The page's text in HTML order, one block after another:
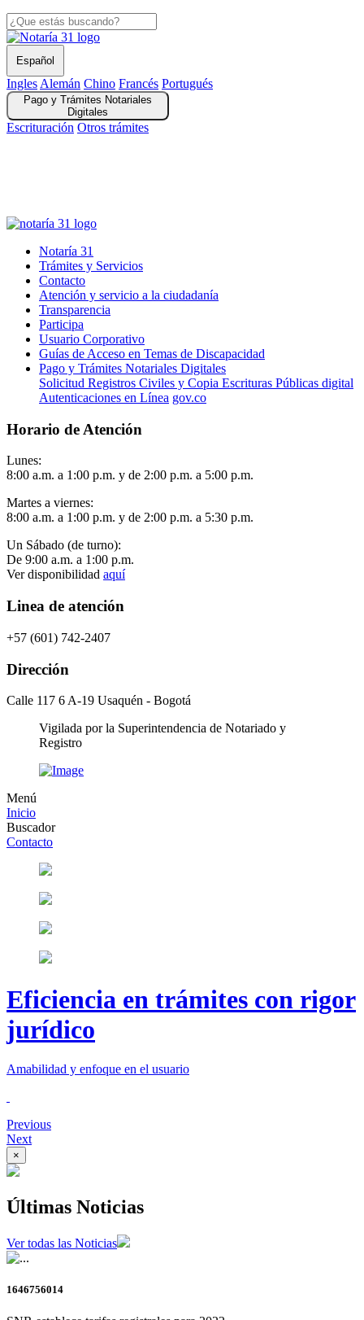
Español
Ingles Alemán Chino Francés Portugués
Pago y Trámites Notariales
Digitales
Escrituración Otros trámites
Notaría 31
Trámites y Servicios
Contacto
Atención y servicio a la ciudadanía
Transparencia
Participa
Usuario Corporativo
Guías de Acceso en Temas de Discapacidad
Pago y Trámites Notariales Digitales
Solicitud Registros Civiles y Copia Escrituras Públicas digital
Autenticaciones en Línea gov.co
Horario de Atención
Lunes:
8:00 a.m. a 1:00 p.m. y de 2:00 p.m. a 5:00 p.m.
Martes a viernes:
8:00 a.m. a 1:00 p.m. y de 2:00 p.m. a 5:30 p.m.
Un Sábado (de turno):
De 9:00 a.m. a 1:00 p.m.
Ver disponibilidad aquí
Linea de atención
+57 (601) 742-2407
Dirección
Calle 117 6 A-19 Usaquén - Bogotá
Vigilada por la Superintendencia de Notariado y
Registro
Menú
Inicio
Buscador
Contacto
Eficiencia en trámites con rigor
jurídico
Amabilidad y enfoque en el usuario
Previous
Next
×
Últimas Noticias
Ver todas las Noticias
1646756014